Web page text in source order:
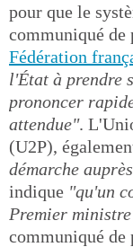
pour que le
communiqué de
Fédération
l'État à prendre
prononcer
attendue".
(U2P),
démarche
indique "qu'un
Premier
communiqué de